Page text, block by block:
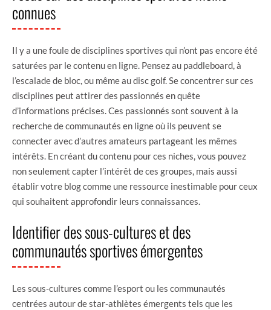
connues
Il y a une foule de disciplines sportives qui n’ont pas encore été
saturées par le contenu en ligne. Pensez au paddleboard, à
l’escalade de bloc, ou même au disc golf. Se concentrer sur ces
disciplines peut attirer des passionnés en quête
d’informations précises. Ces passionnés sont souvent à la
recherche de communautés en ligne où ils peuvent se
connecter avec d’autres amateurs partageant les mêmes
intérêts. En créant du contenu pour ces niches, vous pouvez
non seulement capter l’intérêt de ces groupes, mais aussi
établir votre blog comme une ressource inestimable pour ceux
qui souhaitent approfondir leurs connaissances.
Identifier des sous-cultures et des
communautés sportives émergentes
Les sous-cultures comme l’esport ou les communautés
centrées autour de star-athlètes émergents tels que les